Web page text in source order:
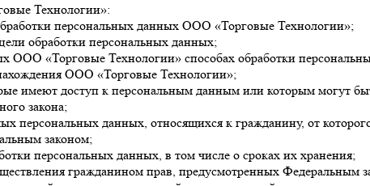
Технологии»:
персональных данных ООО «Торговые Технологии»;
обработки персональных данных;
ООО «Торговые Технологии» способах обработки
ООО «Торговые Технологии»;
имеют доступ к персональным данным или которым могут
закона;
персональных данных, относящихся к гражданину, от
законом;
персональных данных, в том числе о сроках их хранения;
гражданином прав, предусмотренных